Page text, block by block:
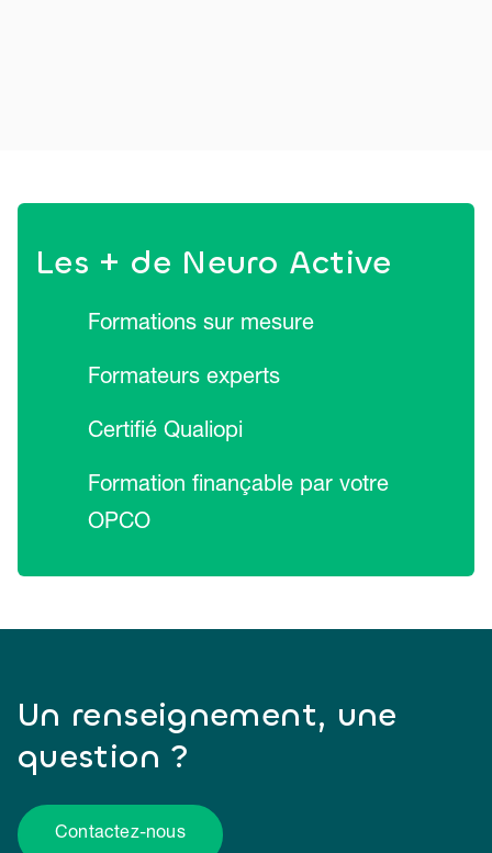
Les + de Neuro Active
Formations sur mesure
Formateurs experts
Certifié Qualiopi
Formation finançable par votre
OPCO
Un renseignement, une
question ?
Contactez-nous